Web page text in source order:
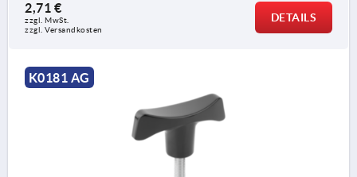
2,71 €
zzgl. MwSt.
zzgl. Versandkosten
DETAILS
K0181 AG